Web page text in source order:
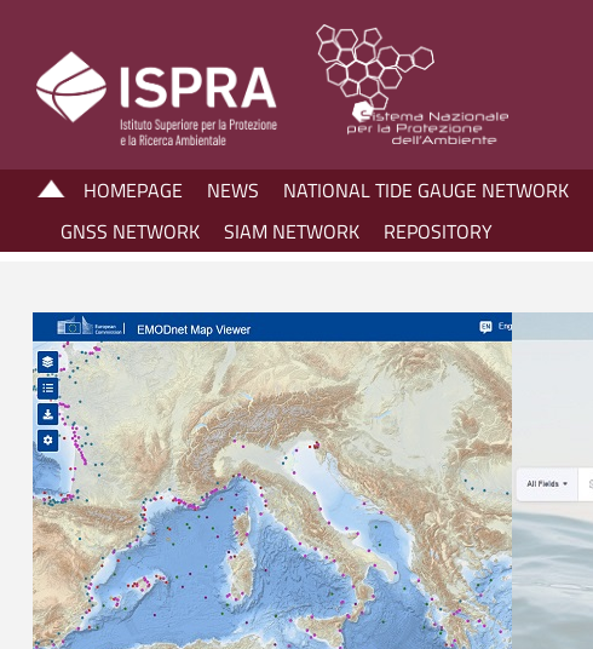
HOMEPAGE NEWS NATIONAL TIDE GAUGE NETWORK
GNSS NETWORK
SIAM NETWORK REPOSITORY